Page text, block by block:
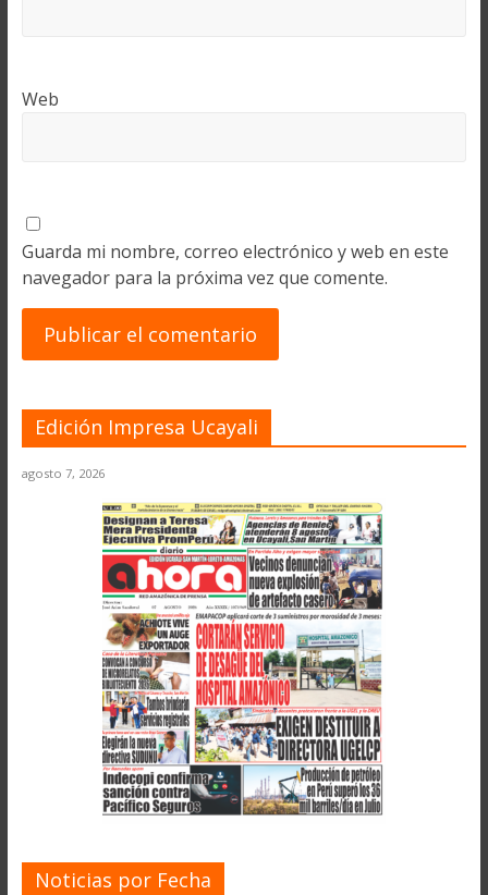
Web
Guarda mi nombre, correo electrónico y web en este
navegador para la próxima vez que comente.
Edición Impresa Ucayali
agosto 7, 2026
Noticias por Fecha